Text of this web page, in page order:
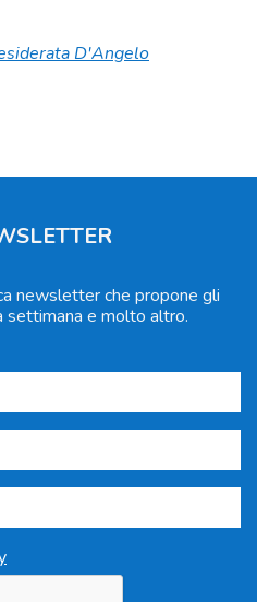
D'Angelo
newsletter che propone gli
settimana e molto altro.